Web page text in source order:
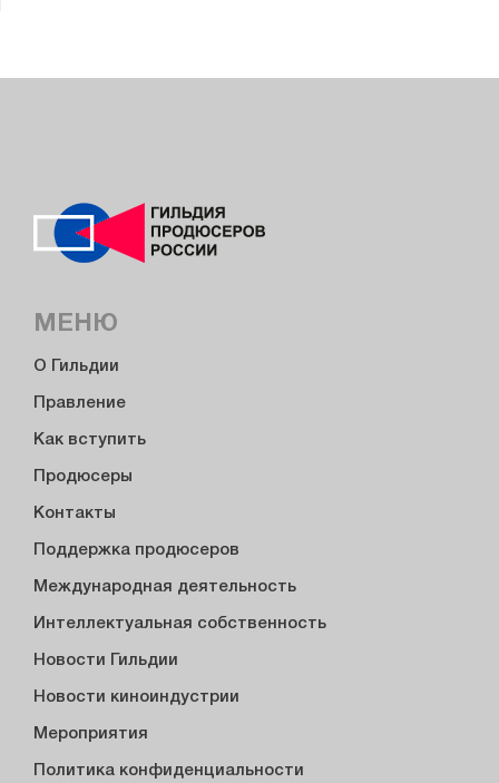
МЕНЮ
О Гильдии
Правление
Как вступить
Продюсеры
Контакты
Поддержка продюсеров
Международная деятельность
Интеллектуальная собственность
Новости Гильдии
Новости киноиндустрии
Мероприятия
Политика конфиденциальности